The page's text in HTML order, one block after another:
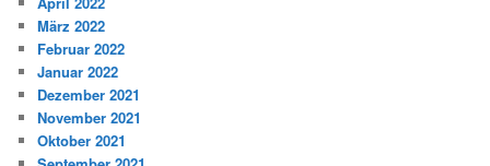
März 2022
Februar 2022
Januar 2022
Dezember 2021
November 2021
Oktober 2021